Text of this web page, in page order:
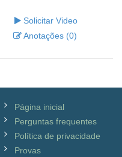
Solicitar Video
Anotações (0)
Página inicial
Perguntas frequentes
Política de privacidade
Provas